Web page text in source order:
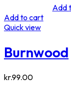
Add
Add to cart
Quick view
Burnwood
kr.99.00